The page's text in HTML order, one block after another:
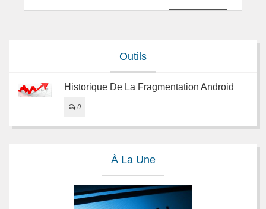
Outils
Historique De La Fragmentation Android
0
À La Une